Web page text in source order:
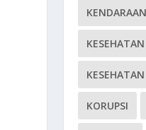
KESEHATAN
KORUPSI